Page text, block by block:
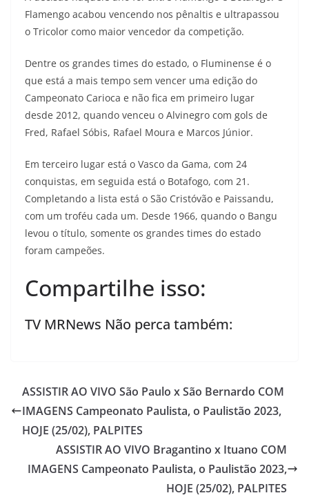
Flamengo acabou vencendo nos pênaltis e ultrapassou
o Tricolor como maior vencedor da competição.
Dentre os grandes times do estado, o Fluminense é o
que está a mais tempo sem vencer uma edição do
Campeonato Carioca e não fica em primeiro lugar
desde 2012, quando venceu o Alvinegro com gols de
Fred, Rafael Sóbis, Rafael Moura e Marcos Júnior.
Em terceiro lugar está o Vasco da Gama, com 24
conquistas, em seguida está o Botafogo, com 21.
Completando a lista está o São Cristóvão e Paissandu,
com um troféu cada um. Desde 1966, quando o Bangu
levou o título, somente os grandes times do estado
foram campeões.
Compartilhe isso:
TV MRNews Não perca também:
ASSISTIR AO VIVO São Paulo x São Bernardo COM
IMAGENS Campeonato Paulista, o Paulistão 2023,
HOJE (25/02), PALPITES
ASSISTIR AO VIVO Bragantino x Ituano COM
IMAGENS Campeonato Paulista, o Paulistão 2023,
HOJE (25/02), PALPITES